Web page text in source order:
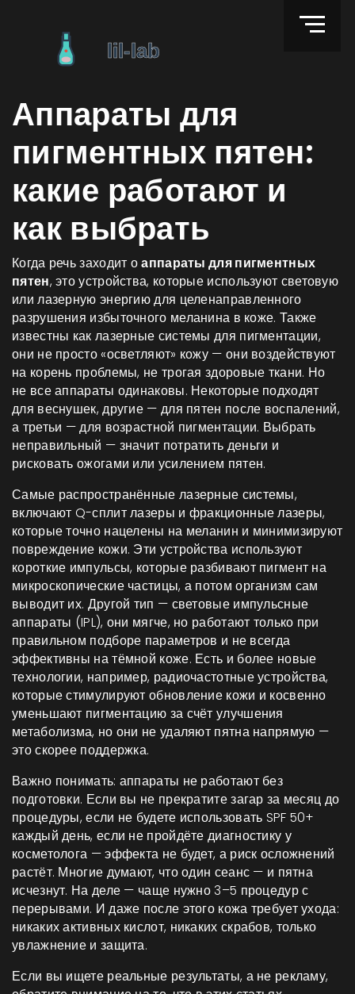
Аппараты для
пигментных пятен:
какие работают и
как выбрать
Когда речь заходит оаппараты для пигментных
пятен,это устройства, которые используют световую
или лазерную энергию для целенаправленного
разрушения избыточного меланина в коже. Также
известны как лазерные системы для пигментации,
они не просто «осветляют» кожу — они воздействуют
на корень проблемы, не трогая здоровые ткани. Но
не все аппараты одинаковы. Некоторые подходят
для веснушек, другие — для пятен после воспалений,
а третьи — для возрастной пигментации. Выбрать
неправильный — значит потратить деньги и
рисковать ожогами или усилением пятен.
Самые распространённые лазерные системы,
включают Q-сплит лазеры и фракционные лазеры,
которые точно нацелены на меланин и минимизируют
повреждение кожи. Эти устройства используют
короткие импульсы, которые разбивают пигмент на
микроскопические частицы, а потом организм сам
выводит их. Другой тип — световые импульсные
аппараты (IPL), они мягче, но работают только при
правильном подборе параметров и не всегда
эффективны на тёмной коже. Есть и более новые
технологии, например, радиочастотные устройства,
которые стимулируют обновление кожи и косвенно
уменьшают пигментацию за счёт улучшения
метаболизма, но они не удаляют пятна напрямую —
это скорее поддержка.
Важно понимать: аппараты не работают без
подготовки. Если вы не прекратите загар за месяц до
процедуры, если не будете использовать SPF 50+
каждый день, если не пройдёте диагностику у
косметолога — эффекта не будет, а риск осложнений
растёт. Многие думают, что один сеанс — и пятна
исчезнут. На деле — чаще нужно 3–5 процедур с
перерывами. И даже после этого кожа требует ухода:
никаких активных кислот, никаких скрабов, только
увлажнение и защита.
Если вы ищете реальные результаты, а не рекламу,